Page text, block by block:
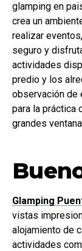
glamping en
crea un
realizar
seguro y
actividades
predio y los
observación de
para la práctica
grandes
Glamping
vistas
alojamiento de
actividades